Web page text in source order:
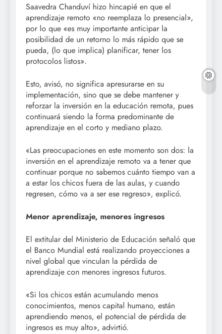
Saavedra Chanduví hizo hincapié en que el
aprendizaje remoto «no reemplaza lo presencial»,
por lo que «es muy importante anticipar la
posibilidad de un retorno lo más rápido que se
pueda, (lo que implica) planificar, tener los
protocolos listos».
Esto, avisó, no significa apresurarse en su
implementación, sino que se debe mantener y
reforzar la inversión en la educación remota, pues
continuará siendo la forma predominante de
aprendizaje en el corto y mediano plazo.
«Las preocupaciones en este momento son dos: la
inversión en el aprendizaje remoto va a tener que
continuar porque no sabemos cuánto tiempo van a
a estar los chicos fuera de las aulas, y cuando
regresen, cómo va a ser ese regreso», explicó.
Menor aprendizaje, menores ingresos
El extitular del Ministerio de Educación señaló que
el Banco Mundial está realizando proyecciones a
nivel global que vinculan la pérdida de
aprendizaje con menores ingresos futuros.
«Si los chicos están acumulando menos
conocimientos, menos capital humano, están
aprendiendo menos, el potencial de pérdida de
ingresos es muy alto», advirtió.